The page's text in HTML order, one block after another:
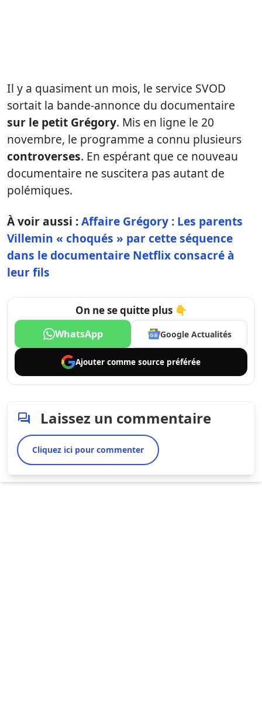
Il y a quasiment un mois, le service SVOD
sortait la bande-annonce du documentaire
sur le petit Grégory. Mis en ligne le 20
novembre, le programme a connu plusieurs
controverses. En espérant que ce nouveau
documentaire ne suscitera pas autant de
polémiques.
À voir aussi :Affaire Grégory : Les parents
Villemin « choqués » par cette séquence
dans le documentaire Netflix consacré à
leur fils
On ne se quitte plus 👇
WhatsApp Google Actualités
Ajouter comme source préférée
Laissez un commentaire
Cliquez ici pour commenter